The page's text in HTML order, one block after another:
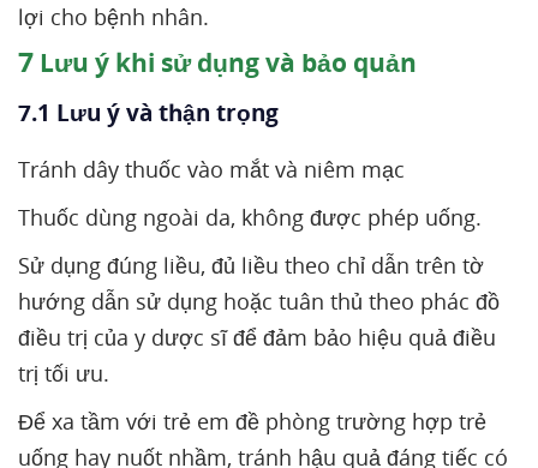
lợi cho bệnh nhân.
7 Lưu ý khi sử dụng và bảo quản
7.1 Lưu ý và thận trọng
Tránh dây thuốc vào mắt và niêm mạc
Thuốc dùng ngoài da, không được phép uống.
Sử dụng đúng liều, đủ liều theo chỉ dẫn trên tờ
hướng dẫn sử dụng hoặc tuân thủ theo phác đồ
điều trị của y dược sĩ để đảm bảo hiệu quả điều
trị tối ưu.
Để xa tầm với trẻ em đề phòng trường hợp trẻ
uống hay nuốt nhầm, tránh hậu quả đáng tiếc có